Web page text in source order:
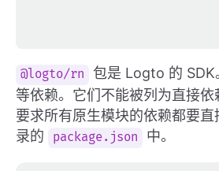
@logto/rn
包是 Logto 的
等依赖。它们不能被列为直接
要求所有原生模块的依赖都要直
录的
package.json 中。